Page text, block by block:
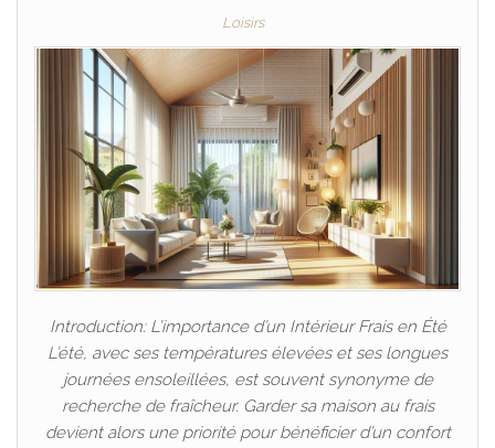
Loisirs
Introduction: L’importance d’un Intérieur Frais en Été
L’été, avec ses températures élevées et ses longues
journées ensoleillées, est souvent synonyme de
recherche de fraîcheur. Garder sa maison au frais
devient alors une priorité pour bénéficier d’un confort